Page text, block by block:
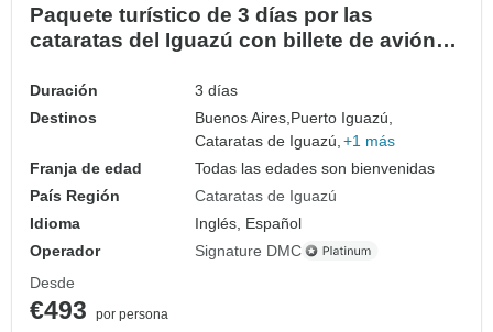
Paquete turístico de 3 días por las
cataratas del Iguazú con billete de avión
Duración
3 días
Destinos
Buenos Aires, Puerto Iguazú,
Cataratas de Iguazú, +1 más
Franja de edad
Todas las edades son bienvenidas
País Región
Cataratas de Iguazú
Idioma
Inglés, Español
Operador
Signature DMC
Desde
€493
por persona